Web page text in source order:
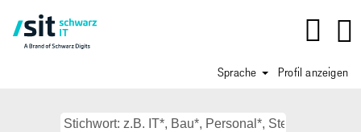
Sprache Profil anzeigen